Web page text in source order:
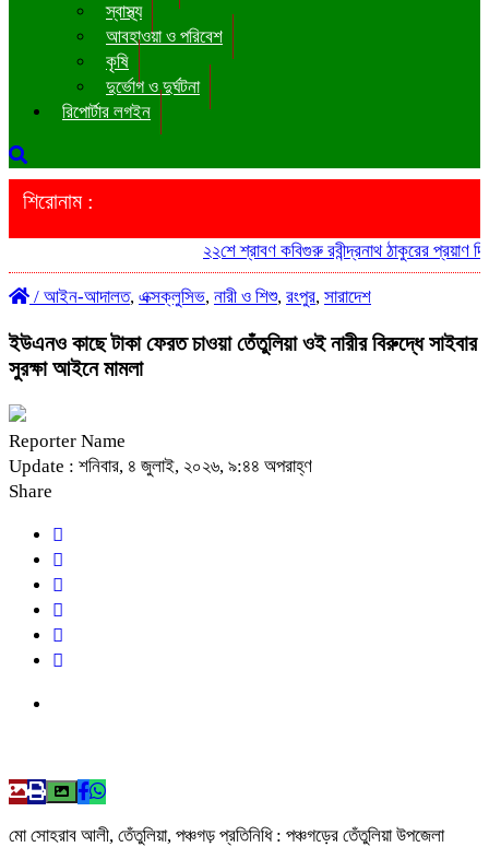
স্বাস্থ্য
আবহাওয়া ও পরিবেশ
কৃষি
দুর্ভোগ ও দুর্ঘটনা
রিপোর্টার লগইন
শিরোনাম :
২২শে শ্রাবণ কবিগুরু রবীন্দ্রনাথ ঠাকুরের প্রয়াণ
/ আইন-আদালত, এক্সক্লুসিভ, নারী ও শিশু, রংপুর, সারাদেশ
ইউএনও কাছে টাকা ফেরত চাওয়া তেঁতুলিয়া ওই নারীর বিরুদ্ধে সাইবার
সুরক্ষা আইনে মামলা
Reporter Name
Update : শনিবার, ৪ জুলাই, ২০২৬, ৯:৪৪ অপরাহ্ণ
Share
মো সোহরাব আলী, তেঁতুলিয়া, পঞ্চগড় প্রতিনিধি : পঞ্চগড়ের তেঁতুলিয়া উপজেলা